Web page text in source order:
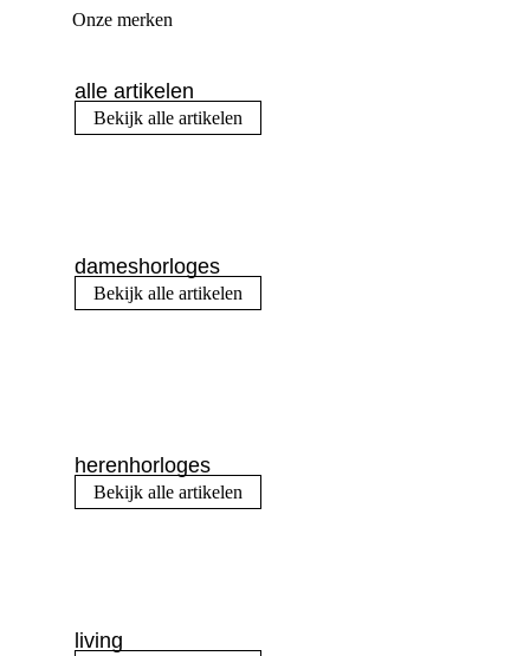
Onze merken
alle artikelen
Bekijk alle artikelen
dameshorloges
Bekijk alle artikelen
herenhorloges
Bekijk alle artikelen
living